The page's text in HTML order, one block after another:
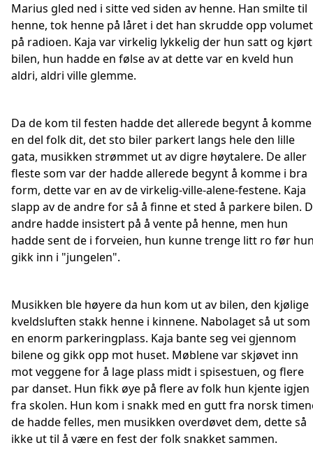
Marius gled ned i sitte ved siden av henne. Han smilte til
henne, tok henne på låret i det han skrudde opp volumet
på radioen. Kaja var virkelig lykkelig der hun satt og
bilen, hun hadde en følse av at dette var en kveld hun
aldri, aldri ville glemme.
Da de kom til festen hadde det allerede begynt å komme
en del folk dit, det sto biler parkert langs hele den lille
gata, musikken strømmet ut av digre høytalere. De aller
fleste som var der hadde allerede begynt å komme i bra
form, dette var en av de virkelig-ville-alene-festene. Kaja
slapp av de andre for så å finne et sted å parkere bilen.
andre hadde insistert på å vente på henne, men hun
hadde sent de i forveien, hun kunne trenge litt ro før
gikk inn i "jungelen".
Musikken ble høyere da hun kom ut av bilen, den kjølige
kveldsluften stakk henne i kinnene. Nabolaget så ut som
en enorm parkeringplass. Kaja bante seg vei gjennom
bilene og gikk opp mot huset. Møblene var skjøvet inn
mot veggene for å lage plass midt i spisestuen, og flere
par danset. Hun fikk øye på flere av folk hun kjente igjen
fra skolen. Hun kom i snakk med en gutt fra norsk
de hadde felles, men musikken overdøvet dem, dette så
ikke ut til å være en fest der folk snakket sammen.